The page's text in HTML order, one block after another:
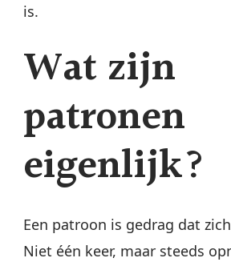
is.
Wat zijn
patronen
eigenlijk?
Een patroon is gedrag dat
Niet één keer, maar steeds